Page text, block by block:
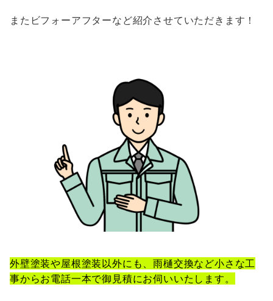
またビフォーアフターなど紹介させていただきます！
外壁塗装や屋根塗装以外にも、雨樋交換など小さな工
事からお電話一本で御見積にお伺いいたします。